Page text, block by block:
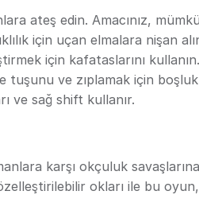
ateş edin. Amacınız,
için uçan elmalara nişan
için kafataslarını
ve zıplamak için
ve sağ shift kullanır.
karşı okçuluk
okları ile bu